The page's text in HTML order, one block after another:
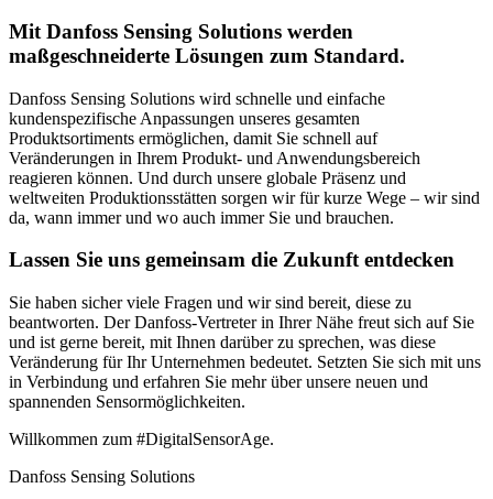
Mit Danfoss Sensing Solutions werden
maßgeschneiderte Lösungen zum Standard.
Danfoss Sensing Solutions wird schnelle und einfache
kundenspezifische Anpassungen unseres gesamten
Produktsortiments ermöglichen, damit Sie schnell auf
Veränderungen in Ihrem Produkt- und Anwendungsbereich
reagieren können. Und durch unsere globale Präsenz und
weltweiten Produktionsstätten sorgen wir für kurze Wege – wir sind
da, wann immer und wo auch immer Sie und brauchen.
Lassen Sie uns gemeinsam die Zukunft entdecken
Sie haben sicher viele Fragen und wir sind bereit, diese zu
beantworten. Der Danfoss-Vertreter in Ihrer Nähe freut sich auf Sie
und ist gerne bereit, mit Ihnen darüber zu sprechen, was diese
Veränderung für Ihr Unternehmen bedeutet. Setzten Sie sich mit uns
in Verbindung und erfahren Sie mehr über unsere neuen und
spannenden Sensormöglichkeiten.
Willkommen zum #DigitalSensorAge.
Danfoss Sensing Solutions